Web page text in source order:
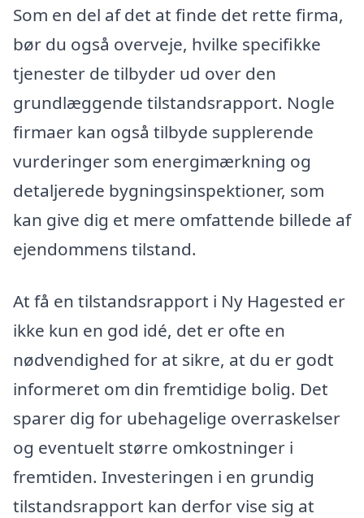
Som en del af det at finde det rette firma,
bør du også overveje, hvilke specifikke
tjenester de tilbyder ud over den
grundlæggende tilstandsrapport. Nogle
firmaer kan også tilbyde supplerende
vurderinger som energimærkning og
detaljerede bygningsinspektioner, som
kan give dig et mere omfattende billede af
ejendommens tilstand.
At få en tilstandsrapport i Ny Hagested er
ikke kun en god idé, det er ofte en
nødvendighed for at sikre, at du er godt
informeret om din fremtidige bolig. Det
sparer dig for ubehagelige overraskelser
og eventuelt større omkostninger i
fremtiden. Investeringen i en grundig
tilstandsrapport kan derfor vise sig at